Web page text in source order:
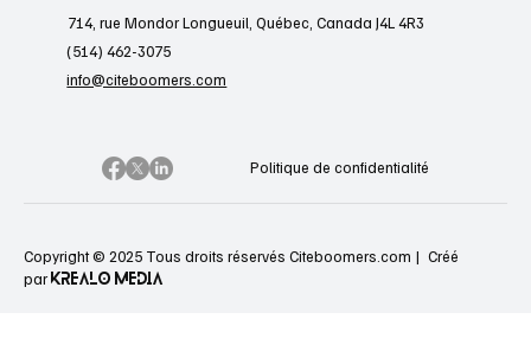
714, rue Mondor Longueuil, Québec, Canada J4L 4R3
(514) 462-3075
info@citeboomers.com
Politique de confidentialité
Copyright © 2025 Tous droits réservés Citeboomers.com | Créé
par KREALO MEDIA